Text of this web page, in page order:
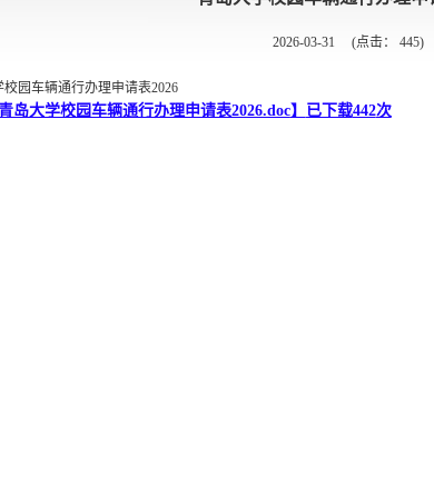
2026-03-31 (点击： 445)
校园车辆通行办理申请表2026
岛大学校园车辆通行办理申请表2026.doc】 已下载442次